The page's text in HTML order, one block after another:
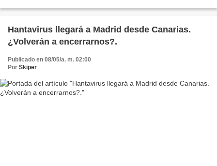
Hantavirus llegará a Madrid desde Canarias.
¿Volverán a encerrarnos?.
Publicado en 08/05/a. m. 02:00
Por Skiper